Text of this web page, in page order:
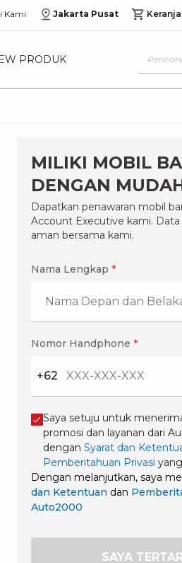
Kami Jakarta Pusat
PRODUK
MILIKI MOBIL
DENGAN
Dapatkan penawaran mobil
Account Executive kami. Data
aman bersama kami.
Nama Lengkap *
Nomor Handphone *
+62
Saya setuju untuk
promosi dan layanan dari
dengan Syarat dan
Pemberitahuan Privasi
Dengan melanjutkan, saya
dan Ketentuan dan
Auto2000
SAYA